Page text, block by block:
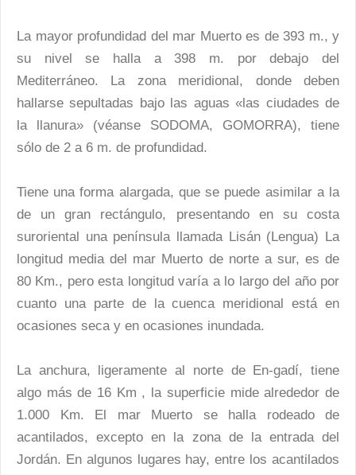
La mayor profundidad del mar Muerto es de 393 m., y
su nivel se halla a 398 m. por debajo del
Mediterráneo. La zona meridional, donde deben
hallarse sepultadas bajo las aguas «las ciudades de
la llanura» (véanse SODOMA, GOMORRA), tiene
sólo de 2 a 6 m. de profundidad.
Tiene una forma alargada, que se puede asimilar a la
de un gran rectángulo, presentando en su costa
suroriental una península llamada Lisán (Lengua) La
longitud media del mar Muerto de norte a sur, es de
80 Km., pero esta longitud varía a lo largo del año por
cuanto una parte de la cuenca meridional está en
ocasiones seca y en ocasiones inundada.
La anchura, ligeramente al norte de En-gadí, tiene
algo más de 16 Km , la superficie mide alrededor de
1.000 Km. El mar Muerto se halla rodeado de
acantilados, excepto en la zona de la entrada del
Jordán. En algunos lugares hay, entre los acantilados